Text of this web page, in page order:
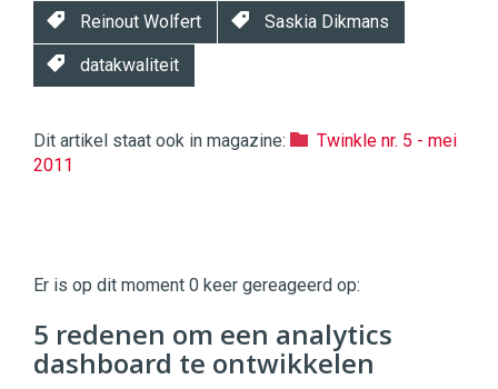
Reinout Wolfert Saskia Dikmans
datakwaliteit
Dit artikel staat ook in magazine:
Twinkle nr. 5 - mei
2011
|
Digital
Commercehttps://twinklemagazine.nl
9654
Er is op dit moment 0 keer gereageerd op:
5 redenen om een analytics
dashboard te ontwikkelen